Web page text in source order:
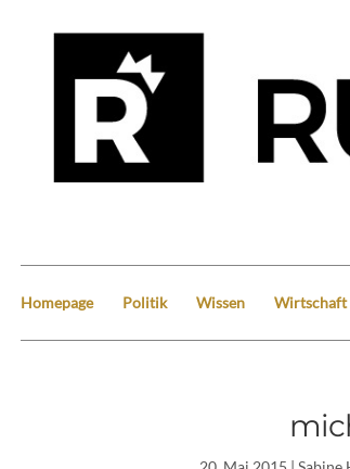
Homepage Politik Wissen Wirtschaft